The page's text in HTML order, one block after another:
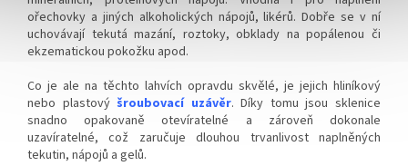
ořechovky a jiných alkoholických nápojů, likérů. Dobře se v ní
uchovávají tekutá mazání, roztoky, obklady na popálenou či
ekzematickou pokožku apod.
Co je ale na těchto lahvích opravdu skvělé, je jejich hliníkový
nebo plastovýšroubovací uzávěr. Díky tomu jsou sklenice
snadno opakovaně otevíratelné a zároveň dokonale
uzavíratelné, což zaručuje dlouhou trvanlivost naplněných
tekutin, nápojů a gelů.